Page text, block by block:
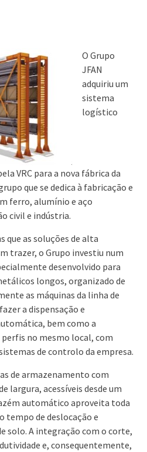
O Grupo
JFAN
adquiriu um
sistema
logístico
VRC para a nova fábrica da
que se dedica à fabricação e
ferro, alumínio e aço
civil e indústria.
que as soluções de alta
trazer, o Grupo investiu num
desenvolvido para
longos, organizado de
as máquinas da linha de
a dispensação e
bem como a
no mesmo local, com
de controlo da empresa.
de armazenamento com
largura, acessíveis desde um
automático aproveita toda
tempo de deslocação e
solo. A integração com o corte,
e, consequentemente,